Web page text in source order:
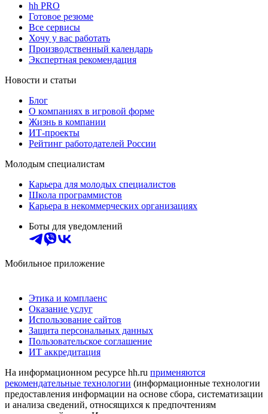
hh PRO
Готовое резюме
Все сервисы
Хочу у вас работать
Производственный календарь
Экспертная рекомендация
Новости и статьи
Блог
О компаниях в игровой форме
Жизнь в компании
ИТ-проекты
Рейтинг работодателей России
Молодым специалистам
Карьера для молодых специалистов
Школа программистов
Карьера в некоммерческих организациях
Боты для уведомлений
Мобильное приложение
Этика и комплаенс
Оказание услуг
Использование сайтов
Защита персональных данных
Пользовательское соглашение
ИТ аккредитация
На информационном ресурсе hh.ru применяются
рекомендательные технологии (информационные технологии
предоставления информации на основе сбора, систематизации
и анализа сведений, относящихся к предпочтениям